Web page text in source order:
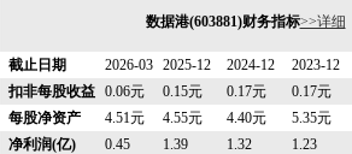
数据港(603881)财务指标>>详细
截止日期 2026-03 2025-12 2024-12 2023-12
扣非每股收益 0.06元 0.15元 0.17元 0.17元
每股净资产
4.51元 4.55元 4.40元 5.35元
净利润(亿)
0.45 1.39 1.32 1.23